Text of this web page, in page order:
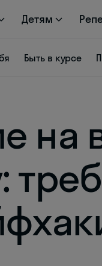
Детям
Быть в курсе
на